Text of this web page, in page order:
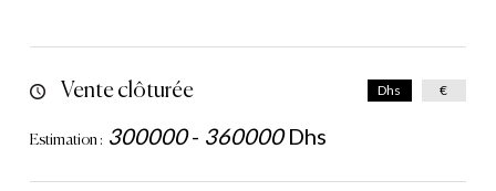
Vente clôturée
Estimation : 300000- 360000 Dhs
Dhs €